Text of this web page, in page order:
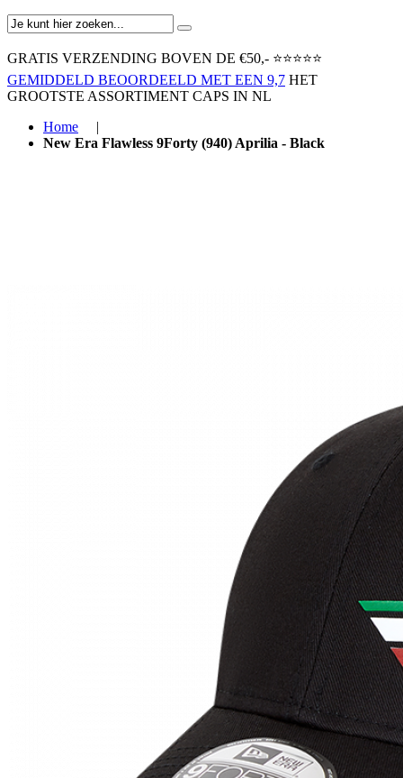
GRATIS VERZENDING BOVEN ​DE €50,-​ ⭐⭐⭐⭐⭐
GEMIDDELD BEOORDEELD MET EEN 9,7 HET
GROOTSTE ASSORTIMENT CAPS IN NL
Home
|
New Era Flawless 9Forty (940) Aprilia - Black